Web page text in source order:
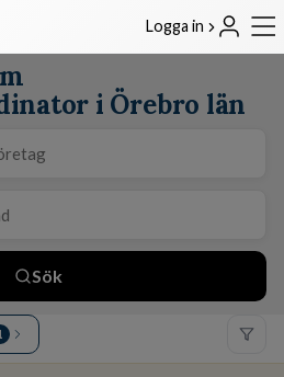
Logga in
i Örebro län
Sök